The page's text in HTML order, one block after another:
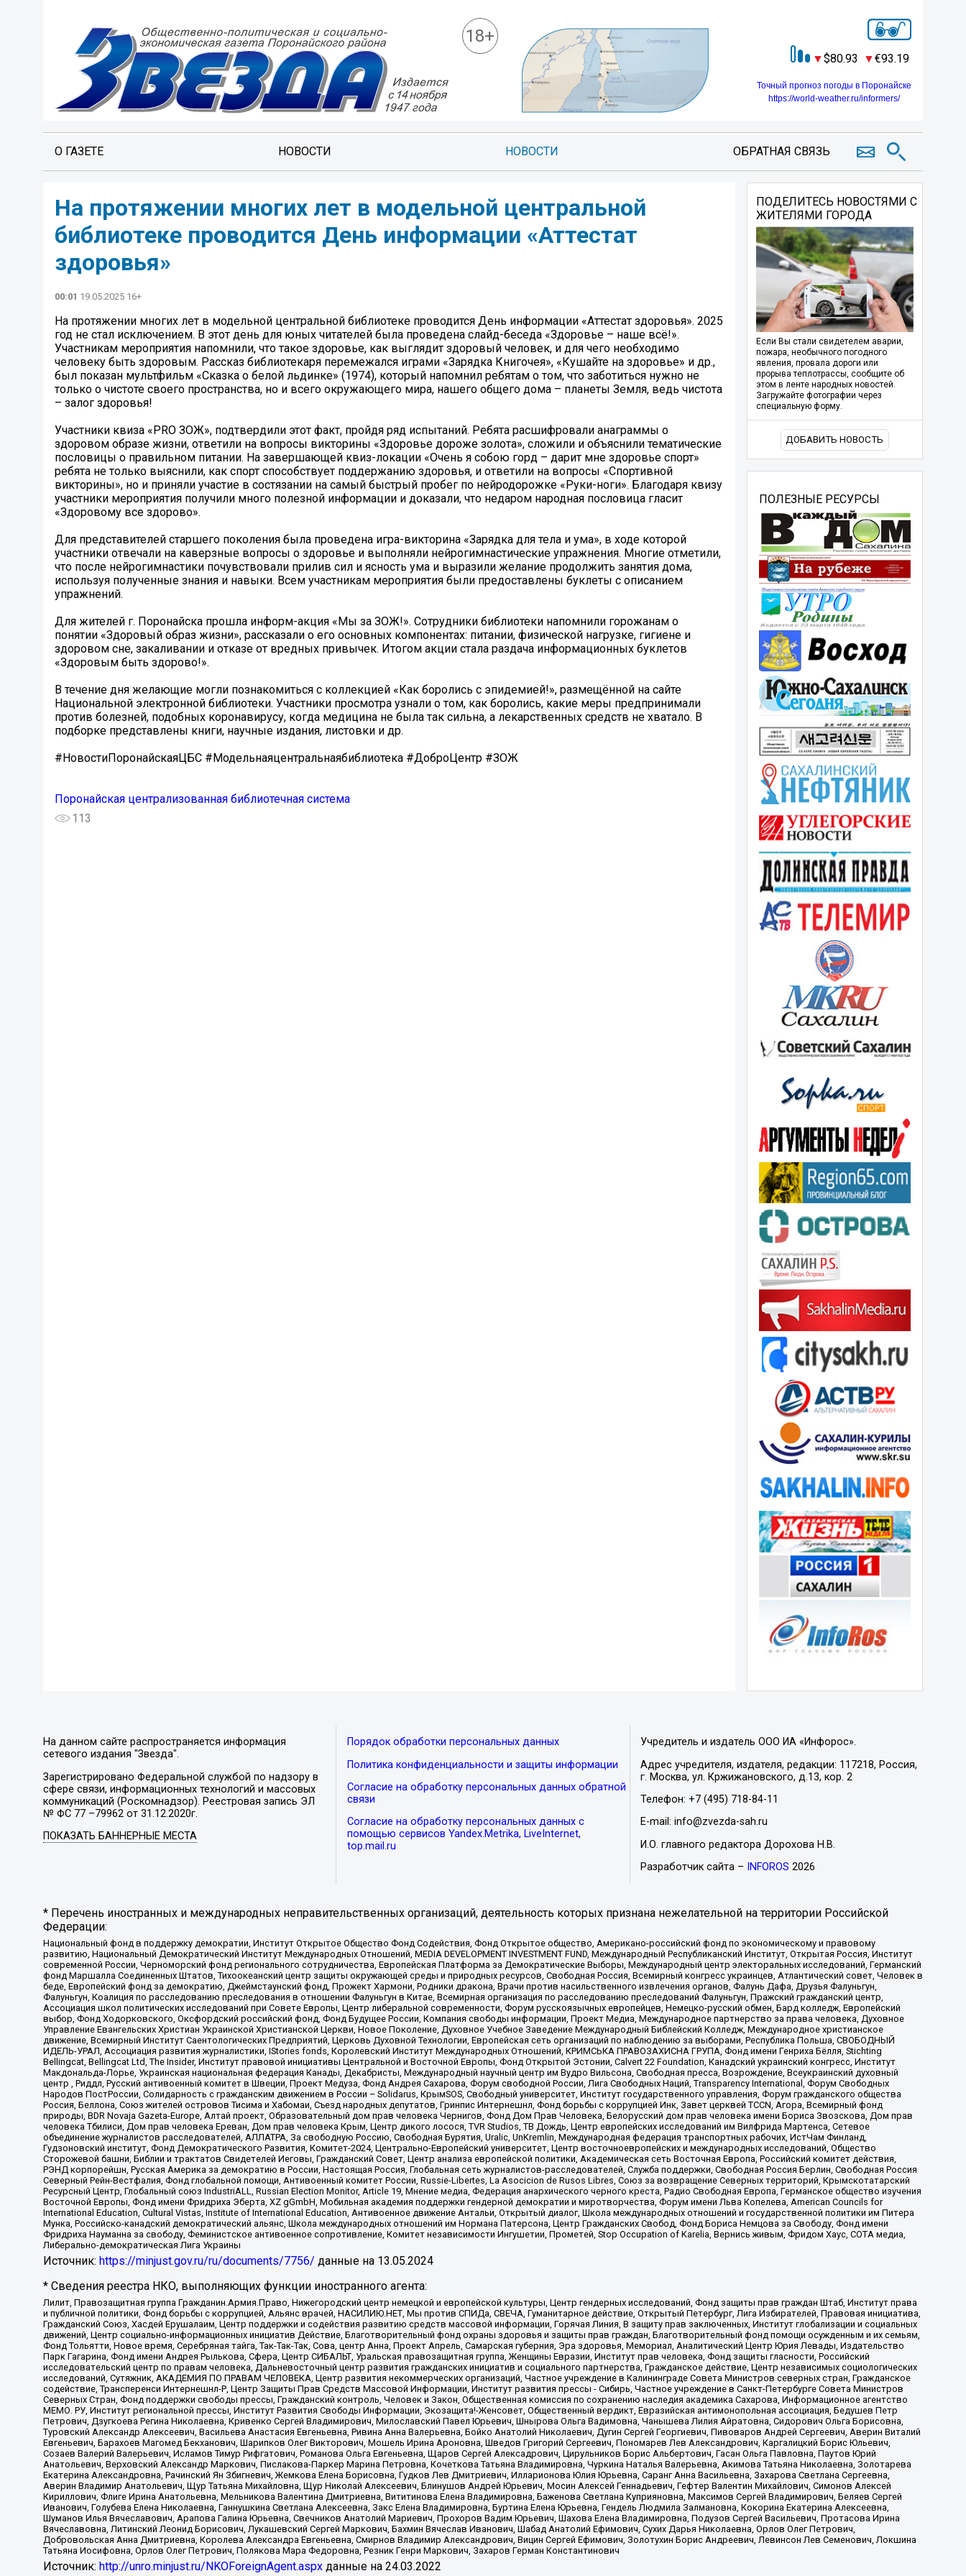
18+
80.93 93.19
Точный прогноз погоды в Поронайске
https://world-weather.ru/informers/
О ГАЗЕТЕ НОВОСТИ НОВОСТИ ОБРАТНАЯ СВЯЗЬ
На протяжении многих лет в модельной центральной
библиотеке проводится День информации «Аттестат
здоровья»
00:01 19.05.2025 16+
На протяжении многих лет в модельной центральной библиотеке проводится День информации «Аттестат здоровья». 2025
год не стал исключением. В этот день для юных читателей была проведена слайд-беседа «Здоровье – наше всё!».
Участникам мероприятия напомнили, что такое здоровье, как выглядит здоровый человек, и для чего необходимо
человеку быть здоровым. Рассказ библиотекаря перемежался играми «Зарядка Книгочея», «Кушайте на здоровье» и др.,
был показан мультфильм «Сказка о белой льдинке» (1974), который напомнил ребятам о том, что заботиться нужно не
только о чистоте своего пространства, но и всего окружающего мира, нашего общего дома – планеты Земля, ведь чистота
– залог здоровья!
Участники квиза «PRO ЗОЖ», подтвердили этот факт, пройдя ряд испытаний. Ребята расшифровали анаграммы о
здоровом образе жизни, ответили на вопросы викторины «Здоровье дороже золота», сложили и объяснили тематические
пословицы о правильном питании. На завершающей квиз-локации «Очень я собою горд – дарит мне здоровье спорт»
ребята не только выяснили, как спорт способствует поддержанию здоровья, и ответили на вопросы «Спортивной
викторины», но и приняли участие в состязании на самый быстрый пробег по нейродорожке «Руки-ноги». Благодаря квизу
участники мероприятия получили много полезной информации и доказали, что недаром народная пословица гласит
«Здоровому все здорово».
Для представителей старшего поколения была проведена игра-викторина «Зарядка для тела и ума», в ходе которой
участники отвечали на каверзные вопросы о здоровье и выполняли нейрогимнастические упражнения. Многие отметили,
что после нейрогимнастики почувствовали прилив сил и ясность ума и выразили желание продолжить занятия дома,
используя полученные знания и навыки. Всем участникам мероприятия были предоставлены буклеты с описанием
упражнений.
Для жителей г. Поронайска прошла информ-акция «Мы за ЗОЖ!». Сотрудники библиотеки напомнили горожанам о
понятии «Здоровый образ жизни», рассказали о его основных компонентах: питании, физической нагрузке, гигиене и
здоровом сне, закаливании и отказе от вредных привычек. Итогом акции стала раздача информационных буклетов
«Здоровым быть здорово!».
В течение дня желающие могли познакомиться с коллекцией «Как боролись с эпидемией!», размещённой на сайте
Национальной электронной библиотеки. Участники просмотра узнали о том, как боролись, какие меры предпринимали
против болезней, подобных коронавирусу, когда медицина не была так сильна, а лекарственных средств не хватало. В
подборке представлены книги, научные издания, листовки и др.
#НовостиПоронайскаяЦБС #Модельнаяцентральнаябиблиотека #ДоброЦентр #ЗОЖ
Поронайская централизованная библиотечная система
113
ПОДЕЛИТЕСЬ НОВОСТЯМИ С
ЖИТЕЛЯМИ ГОРОДА
Если Вы стали свидетелем аварии,
пожара, необычного погодного
явления, провала дороги или
прорыва теплотрассы, сообщите об
этом в ленте народных новостей.
Загружайте фотографии через
специальную форму.
ДОБАВИТЬ НОВОСТЬ
ПОЛЕЗНЫЕ РЕСУРСЫ
На данном сайте распространяется информация
сетевого издания "Звезда".
Зарегистрировано Федеральной службой по надзору в
сфере связи, информационных технологий и массовых
коммуникаций (Роскомнадзор). Реестровая запись ЭЛ
№ ФС 77 –79962 от 31.12.2020г.
ПОКАЗАТЬ БАННЕРНЫЕ МЕСТА
Порядок обработки персональных данных
Политика конфиденциальности и защиты информации
Согласие на обработку персональных данных обратной
связи
Согласие на обработку персональных данных с
помощью сервисов Yandex.Metrika, LiveInternet,
top.mail.ru
Учредитель и издатель ООО ИА «Инфорос».
Адрес учредителя, издателя, редакции: 117218, Россия,
г. Москва, ул. Кржижановского, д.13, кор. 2
Телефон: +7 (495) 718-84-11
E-mail: info@zvezda-sah.ru
И.О. главного редактора Дорохова Н.В.
Разработчик сайта –
INFOROS 2026
* Перечень иностранных и международных неправительственных организаций, деятельность которых признана нежелательной на территории Российской
Федерации:
Национальный фонд в поддержку демократии, Институт Открытое Общество Фонд Содействия, Фонд Открытое общество, Американо-российский фонд по экономическому и правовому
развитию, Национальный Демократический Институт Международных Отношений, MEDIA DEVELOPMENT INVESTMENT FUND, Международный Республиканский Институт, Открытая Россия, Институт
современной России, Черноморский фонд регионального сотрудничества, Европейская Платформа за Демократические Выборы, Международный центр электоральных исследований, Германский
фонд Маршалла Соединенных Штатов, Тихоокеанский центр защиты окружающей среды и природных ресурсов, Свободная Россия, Всемирный конгресс украинцев, Атлантический совет, Человек в
беде, Европейский фонд за демократию, Джеймстаунский фонд, Прожект Хармони, Родники дракона, Врачи против насильственного извлечения органов, Фалунь Дафа, Друзья Фалуньгун,
Фалуньгун, Коалиция по расследованию преследования в отношении Фалуньгун в Китае, Всемирная организация по расследованию преследований Фалуньгун, Пражский гражданский центр,
Ассоциация школ политических исследований при Совете Европы, Центр либеральной современности, Форум русскоязычных европейцев, Немецко-русский обмен, Бард колледж, Европейский
выбор, Фонд Ходорковского, Оксфордский российский фонд, Фонд Будущее России, Компания свободы информации, Проект Медиа, Международное партнерство за права человека, Духовное
Управление Евангельских Христиан Украинской Христианской Церкви, Новое Поколение, Духовное Учебное Заведение Международный Библейский Колледж, Международное христианское
движение, Всемирный Институт Саентологических Предприятий, Церковь Духовной Технологии, Европейская сеть организаций по наблюдению за выборами, Республика Польша, СВОБОДНЫЙ
ИДЕЛЬ-УРАЛ, Ассоциация развития журналистики, IStories fonds, Королевский Институт Международных Отношений, КРИМСЬКА ПРАВОЗАХИСНА ГРУПА, Фонд имени Генриха Бёлля, Stichting
Bellingcat, Bellingcat Ltd, The Insider, Институт правовой инициативы Центральной и Восточной Европы, Фонд Открытой Эстонии, Calvert 22 Foundation, Канадский украинский конгресс, Институт
Макдональда-Лорье, Украинская национальная федерация Канады, Декабристы, Международный научный центр им Вудро Вильсона, Свободная пресса, Возрождение, Всеукраинский духовный
центр , Риддл, Русский антивоенный комитет в Швеции, Проект Медуза, Фонд Андрея Сахарова, Форум свободной России, Лига Свободных Наций, Transparеncy International, Форум Свободных
Народов ПостРоссии, Солидарность с гражданским движением в России – Solidarus, КрымSOS, Свободный университет, Институт государственного управления, Форум гражданского общества
Россия, Беллона, Союз жителей островов Тисима и Хабомаи, Съезд народных депутатов, Гринпис Интернешнл, Фонд борьбы с коррупцией Инк, Завет церквей TCCN, Агора, Всемирный фонд
природы, BDR Novaja Gazeta-Europe, Алтай проект, Образовательный дом прав человека Чернигов, Фонд Дом Прав Человека, Белорусский дом прав человека имени Бориса Звозскова, Дом прав
человека Тбилиси, Дом прав человека Ереван, Дом прав человека Крым, Центр дикого лосося, TVR Studios, ТВ Дождь, Центр европейских исследований им Вилфрида Мартенса, Сетевое
объединение журналистов расследователей, АЛЛАТРА, За свободную Россию, Свободная Бурятия, Uralic, UnKremlin, Международная федерация транспортных рабочих, ИстЧам Финланд,
Гудзоновский институт, Фонд Демократического Развития, Комитет-2024, Центрально-Европейский университет, Центр восточноевропейских и международных исследований, Общество
Сторожевой башни, Библии и трактатов Свидетелей Иеговы, Гражданский Совет, Центр анализа европейской политики, Академическая сеть Восточная Европа, Российский комитет действия,
РЭНД корпорейшн, Русская Америка за демократию в России, Настоящая Россия, Глобальная сеть журналистов-расследователей, Служба поддержки, Свободная Россия Берлин, Свободная Россия
Северный Рейн-Вестфалия, Фонд глобальной помощи, Антивоенный комитет России, Russie-Libertes, La Asocicion de Rusos Libres, Союз за возвращение Северных территорий, Крымскотатарский
Ресурсный Центр, Глобальный союз IndustriALL, Russian Election Monitor, Article 19, Мнение медиа, Федерация анархического черного креста, Радио Свободная Европа, Германское общество изучения
Восточной Европы, Фонд имени Фридриха Эберта, XZ gGmbH, Мобильная академия поддержки гендерной демократии и миротворчества, Форум имени Льва Копелева, American Councils for
International Education, Cultural Vistas, Institute of International Education, Антивоенное движение Антальи, Открытый диалог, Школа международных отношений и государственной политики им Питера
Мунка, Российско-канадский демократический альянс, Школа международных отношений им Нормана Патерсона, Центр Гражданских Свобод, Фонд Бориса Немцова за Свободу, Фонд имени
Фридриха Науманна за свободу, Феминистское антивоенное сопротивление, Комитет независимости Ингушетии, Прометей, Stop Occupation of Karelia, Вернись живым, Фридом Хаус, СОТА медиа,
Либерально-демократическая Лига Украины
Источник: https://minjust.gov.ru/ru/documents/7756/ данные на 13.05.2024
* Сведения реестра НКО, выполняющих функции иностранного агента:
Лилит, Правозащитная группа Гражданин.Армия.Право, Нижегородский центр немецкой и европейской культуры, Центр гендерных исследований, Фонд защиты прав граждан Штаб, Институт права
и публичной политики, Фонд борьбы с коррупцией, Альянс врачей, НАСИЛИЮ.НЕТ, Мы против СПИДа, СВЕЧА, Гуманитарное действие, Открытый Петербург, Лига Избирателей, Правовая инициатива,
Гражданский Союз, Хасдей Ерушалаим, Центр поддержки и содействия развитию средств массовой информации, Горячая Линия, В защиту прав заключенных, Институт глобализации и социальных
движений, Центр социально-информационных инициатив Действие, Благотворительный фонд охраны здоровья и защиты прав граждан, Благотворительный фонд помощи осужденным и их семьям,
Фонд Тольятти, Новое время, Серебряная тайга, Так-Так-Так, Сова, центр Анна, Проект Апрель, Самарская губерния, Эра здоровья, Мемориал, Аналитический Центр Юрия Левады, Издательство
Парк Гагарина, Фонд имени Андрея Рылькова, Сфера, Центр СИБАЛЬТ, Уральская правозащитная группа, Женщины Евразии, Институт прав человека, Фонд защиты гласности, Российский
исследовательский центр по правам человека, Дальневосточный центр развития гражданских инициатив и социального партнерства, Гражданское действие, Центр независимых социологических
исследований, Сутяжник, АКАДЕМИЯ ПО ПРАВАМ ЧЕЛОВЕКА, Центр развития некоммерческих организаций, Частное учреждение в Калининграде Совета Министров северных стран, Гражданское
содействие, Трансперенси Интернешнл-Р, Центр Защиты Прав Средств Массовой Информации, Институт развития прессы - Сибирь, Частное учреждение в Санкт-Петербурге Совета Министров
Северных Стран, Фонд поддержки свободы прессы, Гражданский контроль, Человек и Закон, Общественная комиссия по сохранению наследия академика Сахарова, Информационное агентство
МЕМО. РУ, Институт региональной прессы, Институт Развития Свободы Информации, Экозащита!-Женсовет, Общественный вердикт, Евразийская антимонопольная ассоциация, Бедушев Петр
Петрович, Дзугкоева Регина Николаевна, Кривенко Сергей Владимирович, Милославский Павел Юрьевич, Шнырова Ольга Вадимовна, Чанышева Лилия Айратовна, Сидорович Ольга Борисовна,
Туровский Александр Алексеевич, Васильева Анастасия Евгеньевна, Ривина Анна Валерьевна, Бойко Анатолий Николаевич, Дугин Сергей Георгиевич, Пивоваров Андрей Сергеевич, Аверин Виталий
Евгеньевич, Барахоев Магомед Бекханович, Шарипков Олег Викторович, Мошель Ирина Ароновна, Шведов Григорий Сергеевич, Пономарев Лев Александрович, Каргалицкий Борис Юльевич,
Созаев Валерий Валерьевич, Исламов Тимур Рифгатович, Романова Ольга Евгеньевна, Щаров Сергей Алексадрович, Цирульников Борис Альбертович, Гасан Ольга Павловна, Паутов Юрий
Анатольевич, Верховский Александр Маркович, Пислакова-Паркер Марина Петровна, Кочеткова Татьяна Владимировна, Чуркина Наталья Валерьевна, Акимова Татьяна Николаевна, Золотарева
Екатерина Александровна, Рачинский Ян Збигневич, Жемкова Елена Борисовна, Гудков Лев Дмитриевич, Илларионова Юлия Юрьевна, Саранг Анна Васильевна, Захарова Светлана Сергеевна,
Аверин Владимир Анатольевич, Щур Татьяна Михайловна, Щур Николай Алексеевич, Блинушов Андрей Юрьевич, Мосин Алексей Геннадьевич, Гефтер Валентин Михайлович, Симонов Алексей
Кириллович, Флиге Ирина Анатольевна, Мельникова Валентина Дмитриевна, Вититинова Елена Владимировна, Баженова Светлана Куприяновна, Максимов Сергей Владимирович, Беляев Сергей
Иванович, Голубева Елена Николаевна, Ганнушкина Светлана Алексеевна, Закс Елена Владимировна, Буртина Елена Юрьевна, Гендель Людмила Залмановна, Кокорина Екатерина Алексеевна,
Шуманов Илья Вячеславович, Арапова Галина Юрьевна, Свечников Анатолий Мариевич, Прохоров Вадим Юрьевич, Шахова Елена Владимировна, Подузов Сергей Васильевич, Протасова Ирина
Вячеславовна, Литинский Леонид Борисович, Лукашевский Сергей Маркович, Бахмин Вячеслав Иванович, Шабад Анатолий Ефимович, Сухих Дарья Николаевна, Орлов Олег Петрович,
Добровольская Анна Дмитриевна, Королева Александра Евгеньевна, Смирнов Владимир Александрович, Вицин Сергей Ефимович, Золотухин Борис Андреевич, Левинсон Лев Семенович, Локшина
Татьяна Иосифовна, Орлов Олег Петрович, Полякова Мара Федоровна, Резник Генри Маркович, Захаров Герман Константинович
Источник: http://unro.minjust.ru/NKOForeignAgent.aspx данные на 24.03.2022